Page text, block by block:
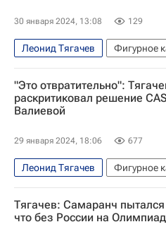
Всемирное антидопинговое
30 января 2024, 13:08 129
Леонид Тягачев
Фигурное
Камила Валиева
Спортивный арбитражный суд
Международный союз
"Это отвратительно":
раскритиковал решение
Валиевой
29 января 2024, 18:06 677
Леонид Тягачев
Фигурное
Спортивный арбитражный суд
Камила Валиева
Томас Бах
Тягачев: Самаранч пытался
что без России на